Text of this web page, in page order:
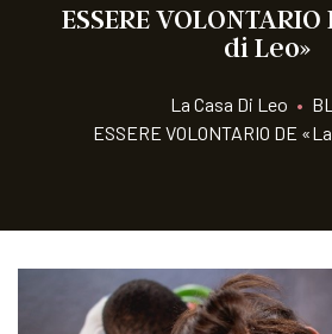
ESSERE
di Leo»
La Casa Di Leo •
ESSERE VOLONTARIO DE